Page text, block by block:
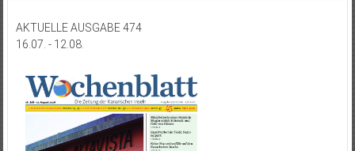
AKTUELLE AUSGABE 474
16.07. - 12.08.